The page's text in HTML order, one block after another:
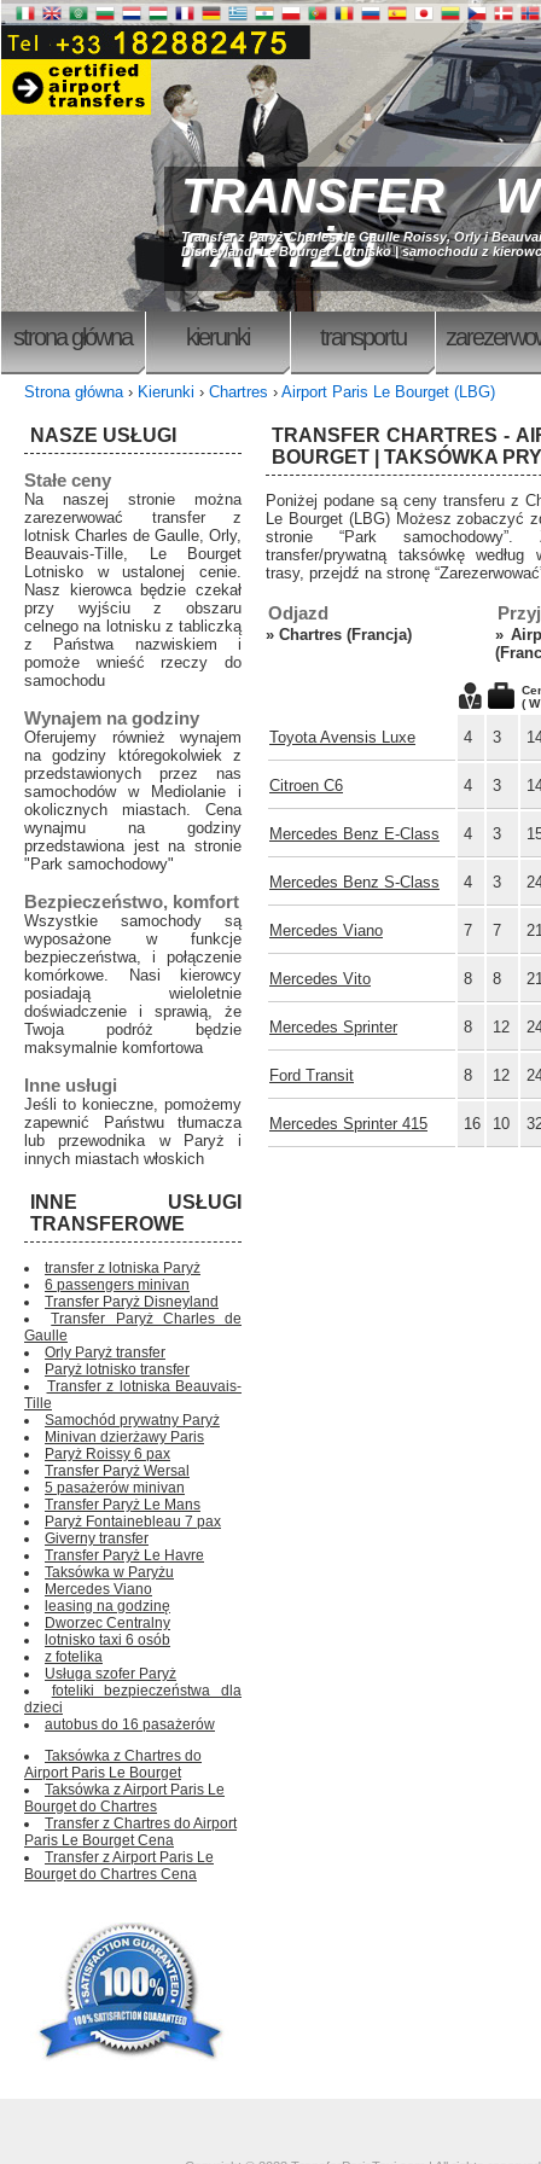
TRANSFER W
PARYŻU
Transfer z Paryż Charles de Gaulle Roissy, Orly i
Disneyland, Le Bourget Lotnisko | samochodu z
strona główna kierunki transportu
Strona główna› Kierunki › Chartres › Airport Paris Le Bourget (LBG)
TRANSFER CHARTRES -
BOURGET | TAKSÓWKA
Poniżej podane są ceny transferu z
Le Bourget (LBG) Możesz zobaczyć
stronie “Park samochodowy”.
transfer/prywatną taksówkę według
trasy, przejdź na stronę
Odjazd
» Chartres (Francja) »
(
Toyota Avensis Luxe 4 3
Citroen C6 4 3
Mercedes Benz E-Class 4 3
Mercedes Benz S-Class 4 3
Mercedes Viano 7 7
Mercedes Vito 8 8
Mercedes Sprinter 8 12
Ford Transit 8 12
Mercedes Sprinter 415 16 10
NASZE USŁUGI
Stałe ceny
Na naszej stronie można
zarezerwować transfer z
lotnisk Charles de Gaulle, Orly,
Beauvais-Tille, Le Bourget
Lotnisko w ustalonej cenie.
Nasz kierowca będzie czekał
przy wyjściu z obszaru
celnego na lotnisku z tabliczką
z Państwa nazwiskiem i
pomoże wnieść rzeczy do
samochodu
Wynajem na godziny
Oferujemy również wynajem
na godziny któregokolwiek z
przedstawionych przez nas
samochodów w Mediolanie i
okolicznych miastach. Cena
wynajmu na godziny
przedstawiona jest na stronie
"Park samochodowy"
Bezpieczeństwo, komfort
Wszystkie samochody są
wyposażone w funkcje
bezpieczeństwa, i połączenie
komórkowe. Nasi kierowcy
posiadają wieloletnie
doświadczenie i sprawią, że
Twoja podróż będzie
maksymalnie komfortowa
Inne usługi
Jeśli to konieczne, pomożemy
zapewnić Państwu tłumacza
lub przewodnika w Paryż i
innych miastach włoskich
INNE USŁUGI
TRANSFEROWE
transfer z lotniska Paryż
6 passengers minivan
Transfer Paryż Disneyland
Transfer Paryż Charles de
Gaulle
Orly Paryż transfer
Paryż lotnisko transfer
Transfer z lotniska Beauvais-
Tille
Samochód prywatny Paryż
Minivan dzierżawy Paris
Paryż Roissy 6 pax
Transfer Paryż Wersal
5 pasażerów minivan
Transfer Paryż Le Mans
Paryż Fontainebleau 7 pax
Giverny transfer
Transfer Paryż Le Havre
Taksówka w Paryżu
Mercedes Viano
leasing na godzinę
Dworzec Centralny
lotnisko taxi 6 osób
z fotelika
Usługa szofer Paryż
foteliki bezpieczeństwa dla
dzieci
autobus do 16 pasażerów
Taksówka z Chartres do
Airport Paris Le Bourget
Taksówka z Airport Paris Le
Bourget do Chartres
Transfer z Chartres do Airport
Paris Le Bourget Cena
Transfer z Airport Paris Le
Bourget do Chartres Cena